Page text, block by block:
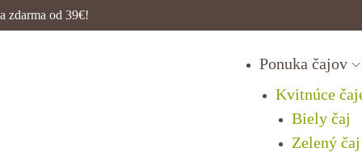
zdarma od 39€!
Ponuka čajov
Kvitnúce
Biely čaj
Zelený čaj